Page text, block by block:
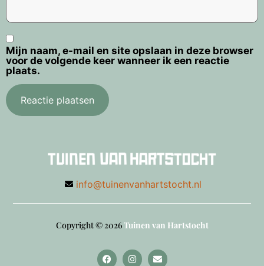
Mijn naam, e-mail en site opslaan in deze browser
voor de volgende keer wanneer ik een reactie
plaats.
info@tuinenvanhartstocht.nl
Copyright © 2026Tuinen van Hartstocht